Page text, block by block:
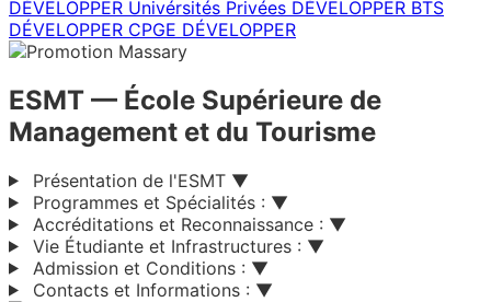
DÉVELOPPER Univérsités Privées DÉVELOPPER BTS
DÉVELOPPER CPGE DÉVELOPPER
ESMT — École Supérieure de
Management et du Tourisme
Présentation de l'ESMT ▼
Programmes et Spécialités : ▼
Accréditations et Reconnaissance : ▼
Vie Étudiante et Infrastructures : ▼
Admission et Conditions : ▼
Contacts et Informations : ▼